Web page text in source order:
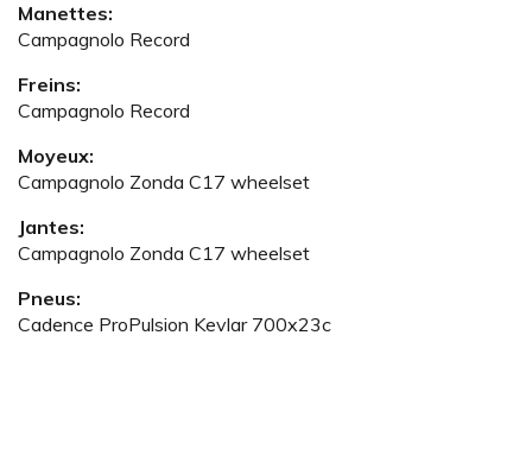
Manettes:
Campagnolo Record
Freins:
Campagnolo Record
Moyeux:
Campagnolo Zonda C17 wheelset
Jantes:
Campagnolo Zonda C17 wheelset
Pneus:
Cadence ProPulsion Kevlar 700x23c